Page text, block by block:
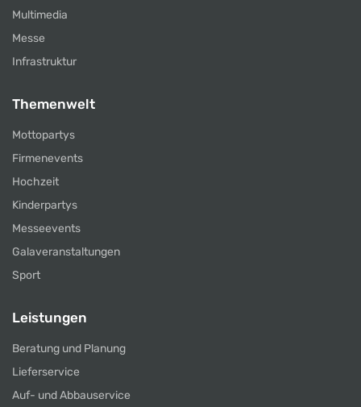
Multimedia
Messe
Infrastruktur
Themenwelt
Mottopartys
Firmenevents
Hochzeit
Kinderpartys
Messeevents
Galaveranstaltungen
Sport
Leistungen
Beratung und Planung
Lieferservice
Auf- und Abbauservice